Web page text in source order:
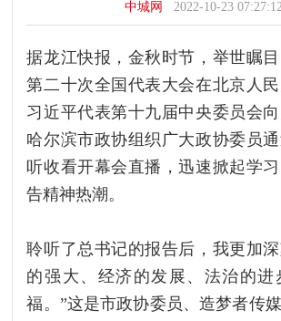
中城网 2022-10-23
据龙江快报，金秋时节，举世瞩
第二十次全国代表大会在北京人民
习近平代表第十九届中央委员会向
哈尔滨市政协组织广大政协委员
听收看开幕会直播，迅速掀起学
告精神热潮。
聆听了总书记的报告后，我更加
的强大、经济的发展、法治的进
福。”这是市政协委员、造梦者传